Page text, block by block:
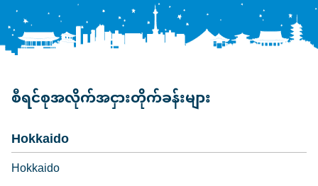
စီရင်စုအလိုက်အငှားတိုက်ခန်းများ
Hokkaido
Hokkaido